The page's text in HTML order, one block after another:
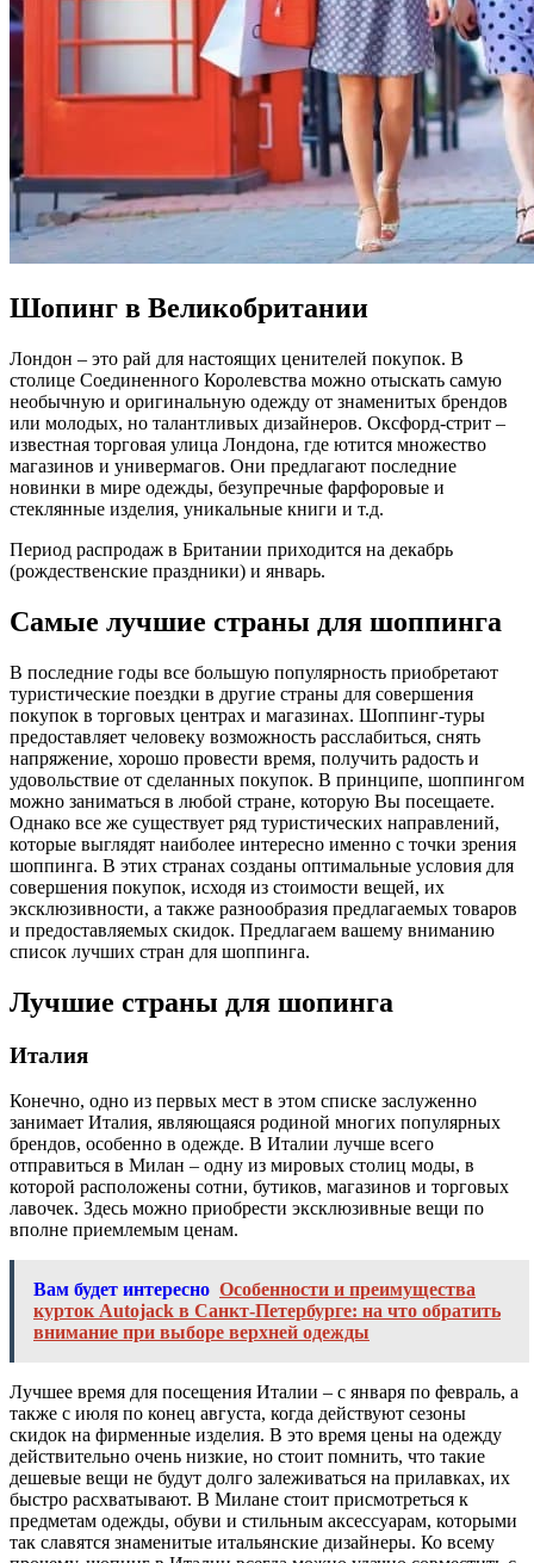
Шопинг в Великобритании
Лондон – это рай для настоящих ценителей покупок. В
столице Соединенного Королевства можно отыскать самую
необычную и оригинальную одежду от знаменитых брендов
или молодых, но талантливых дизайнеров. Оксфорд-стрит –
известная торговая улица Лондона, где ютится множество
магазинов и универмагов. Они предлагают последние
новинки в мире одежды, безупречные фарфоровые и
стеклянные изделия, уникальные книги и т.д.
Период распродаж в Британии приходится на декабрь
(рождественские праздники) и январь.
Самые лучшие страны для шоппинга
В последние годы все большую популярность приобретают
туристические поездки в другие страны для совершения
покупок в торговых центрах и магазинах. Шоппинг-туры
предоставляет человеку возможность расслабиться, снять
напряжение, хорошо провести время, получить радость и
удовольствие от сделанных покупок. В принципе, шоппингом
можно заниматься в любой стране, которую Вы посещаете.
Однако все же существует ряд туристических направлений,
которые выглядят наиболее интересно именно с точки зрения
шоппинга. В этих странах созданы оптимальные условия для
совершения покупок, исходя из стоимости вещей, их
эксклюзивности, а также разнообразия предлагаемых товаров
и предоставляемых скидок. Предлагаем вашему вниманию
список лучших стран для шоппинга.
Лучшие страны для шопинга
Италия
Конечно, одно из первых мест в этом списке заслуженно
занимает Италия, являющаяся родиной многих популярных
брендов, особенно в одежде. В Италии лучше всего
отправиться в Милан – одну из мировых столиц моды, в
которой расположены сотни, бутиков, магазинов и торговых
лавочек. Здесь можно приобрести эксклюзивные вещи по
вполне приемлемым ценам.
Вам будет интересно Особенности и преимущества
курток Autojack в Санкт-Петербурге: на что обратить
внимание при выборе верхней одежды
Лучшее время для посещения Италии – с января по февраль, а
также с июля по конец августа, когда действуют сезоны
скидок на фирменные изделия. В это время цены на одежду
действительно очень низкие, но стоит помнить, что такие
дешевые вещи не будут долго залеживаться на прилавках, их
быстро расхватывают. В Милане стоит присмотреться к
предметам одежды, обуви и стильным аксессуарам, которыми
так славятся знаменитые итальянские дизайнеры. Ко всему